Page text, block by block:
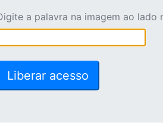
a palavra na imagem ao lado